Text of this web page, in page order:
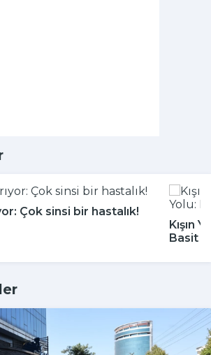
Çok sinsi bir hastalık!
Kışın
Basit